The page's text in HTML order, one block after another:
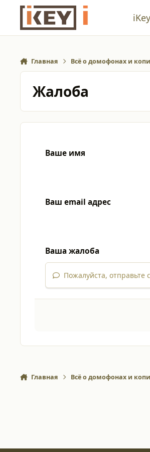
Перейти к содержанию
iKey
Главная Всё о домофонах и
Жалоба
Ваше имя
Ваш email адрес
Ваша жалоба
Пожалуйста,
Главная Всё о домофонах и